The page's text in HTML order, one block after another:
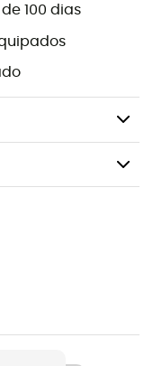
100 dias
/ Ski freeride